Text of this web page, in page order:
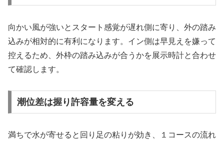
向かい風が強いとスタート感覚が遅れ側に寄り、外の踏み
込みが相対的に有利になります。イン側は早見えを嫌って
控えるため、外枠の踏み込みが合うかを展示時計と合わせ
て確認します。
潮位差は握り許容量を変える
満ちで水が寄せると回り足の粘りが効き、１コースの流れ